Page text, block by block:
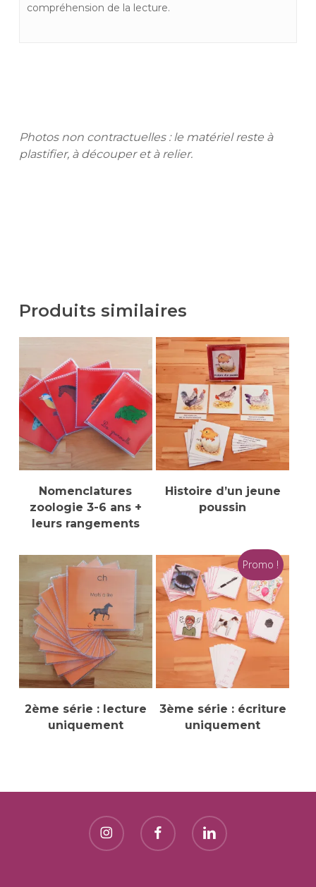
compréhension de la lecture.
Photos non contractuelles : le matériel reste à
plastifier, à découper et à relier.
Produits similaires
Ajouter Au Panier
Nomenclatures
zoologie 3-6 ans +
leurs rangements
Choix Des Options
sur
la
du
Histoire d’un jeune
poussin
Sélectionner Des
Options
2ème série : lecture
uniquement
Promo !
Sélectionner Des
Options
3ème série : écriture
uniquement